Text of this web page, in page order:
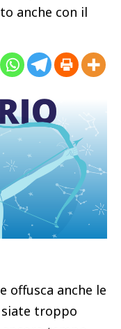
anche con il
offusca anche le
troppo